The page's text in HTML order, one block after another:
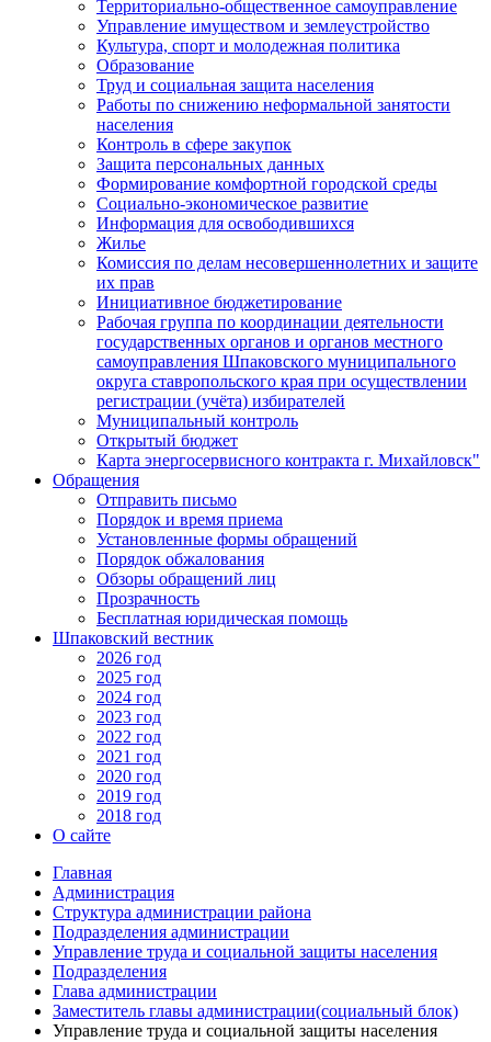
Территориально-общественное самоуправление
Управление имуществом и землеустройство
Культура, спорт и молодежная политика
Образование
Труд и социальная защита населения
Работы по снижению неформальной занятости
населения
Контроль в сфере закупок
Защита персональных данных
Формирование комфортной городской среды
Социально-экономическое развитие
Информация для освободившихся
Жилье
Комиссия по делам несовершеннолетних и защите
их прав
Инициативное бюджетирование
Рабочая группа по координации деятельности
государственных органов и органов местного
самоуправления Шпаковского муниципального
округа ставропольского края при осуществлении
регистрации (учёта) избирателей
Муниципальный контроль
Открытый бюджет
Карта энергосервисного контракта г. Михайловск"
Обращения
Отправить письмо
Порядок и время приема
Установленные формы обращений
Порядок обжалования
Обзоры обращений лиц
Прозрачность
Бесплатная юридическая помощь
Шпаковский вестник
2026 год
2025 год
2024 год
2023 год
2022 год
2021 год
2020 год
2019 год
2018 год
О сайте
Главная
Администрация
Структура администрации района
Подразделения администрации
Управление труда и социальной защиты населения
Подразделения
Глава администрации
Заместитель главы администрации(социальный блок)
Управление труда и социальной защиты населения